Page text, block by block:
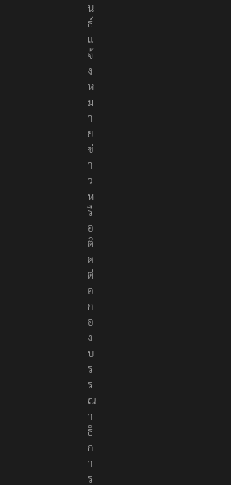
ธ์
แ
จ้
ง
ห
ม
า
ย
ข่
า
ว
ห
รื
อ
ติ
ด
ต่
อ
ก
อ
ง
บ
ร
ร
ณ
า
ธิ
ก
า
ร
ที่